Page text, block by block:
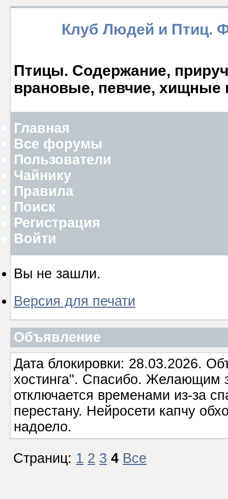
Клуб Людей и Птиц.
Птицы. Содержание,
врановые, певчие, хищные
Главная
Все форумы
Пользователи
Чайнику
Правила
Поиск
Регистрация
Войти
Вы не зашли.
Версия для печати
Объявление
Дата блокировки: 28.03.2026.
хостинга". Спасибо. Желающим
отключается временами из-за
перестану. Нейросети капчу
надоело.
Страниц: 1 2 3 4 Все